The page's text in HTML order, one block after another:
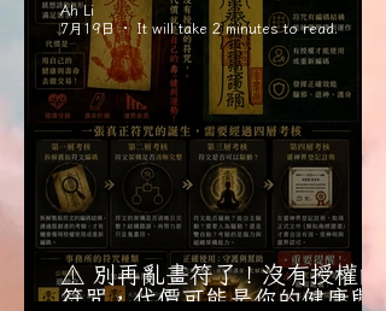
⚠️ 別再亂畫符了！沒有授權的
符咒，代價可能是你的健康與壽
Ah Li
7月19日
It will take 2 minutes to read.